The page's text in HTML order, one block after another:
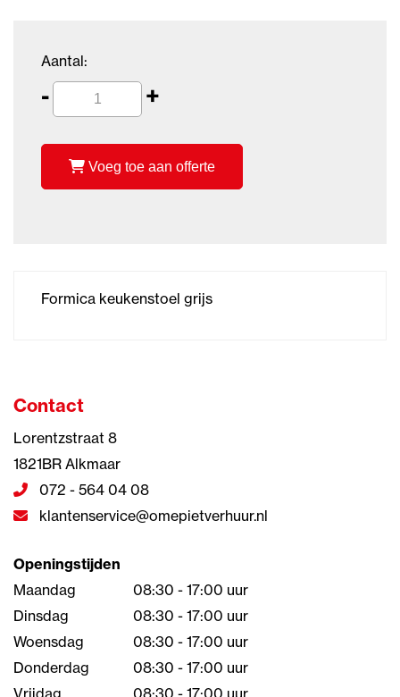
Aantal:
- +
Voeg toe aan offerte
Formica keukenstoel grijs
Contact
Lorentzstraat 8
1821BR Alkmaar
072 - 564 04 08
klantenservice@omepietverhuur.nl
Openingstijden
Maandag
08:30 - 17:00 uur
Dinsdag
08:30 - 17:00 uur
Woensdag
08:30 - 17:00 uur
Donderdag
08:30 - 17:00 uur
Vrijdag
08:30 - 17:00 uur